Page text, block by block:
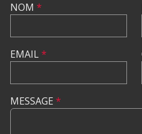
NOM *
EMAIL*
MESSAGE *